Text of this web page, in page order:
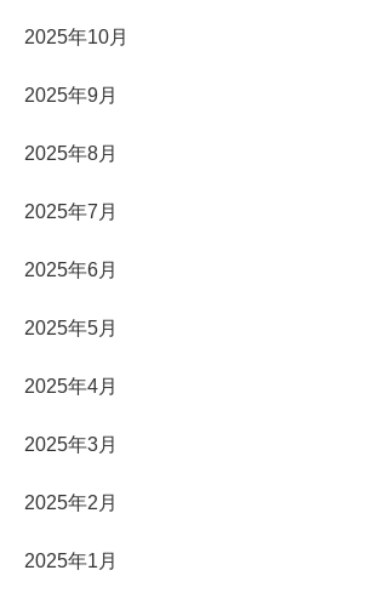
2025年10月
2025年9月
2025年8月
2025年7月
2025年6月
2025年5月
2025年4月
2025年3月
2025年2月
2025年1月